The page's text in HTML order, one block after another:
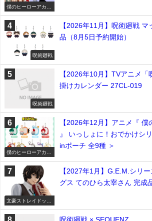
僕のヒーローアカデ
ミア
呪術廻戦
【2026年11月】呪術廻戦
品（8月5日予約開始）
呪術廻戦
【2026年10月】TVアニメ
掛けカレンダー 27CL-019
僕のヒーローアカデ
ミア
【2026年12月】アニメ『
』 いっしょに！おでかけシ
inポーチ 全9種 ＞
文豪ストレイドッグ
ス
【2027年1月】G.E.M.シリ
グス てのひら太宰さん 完成